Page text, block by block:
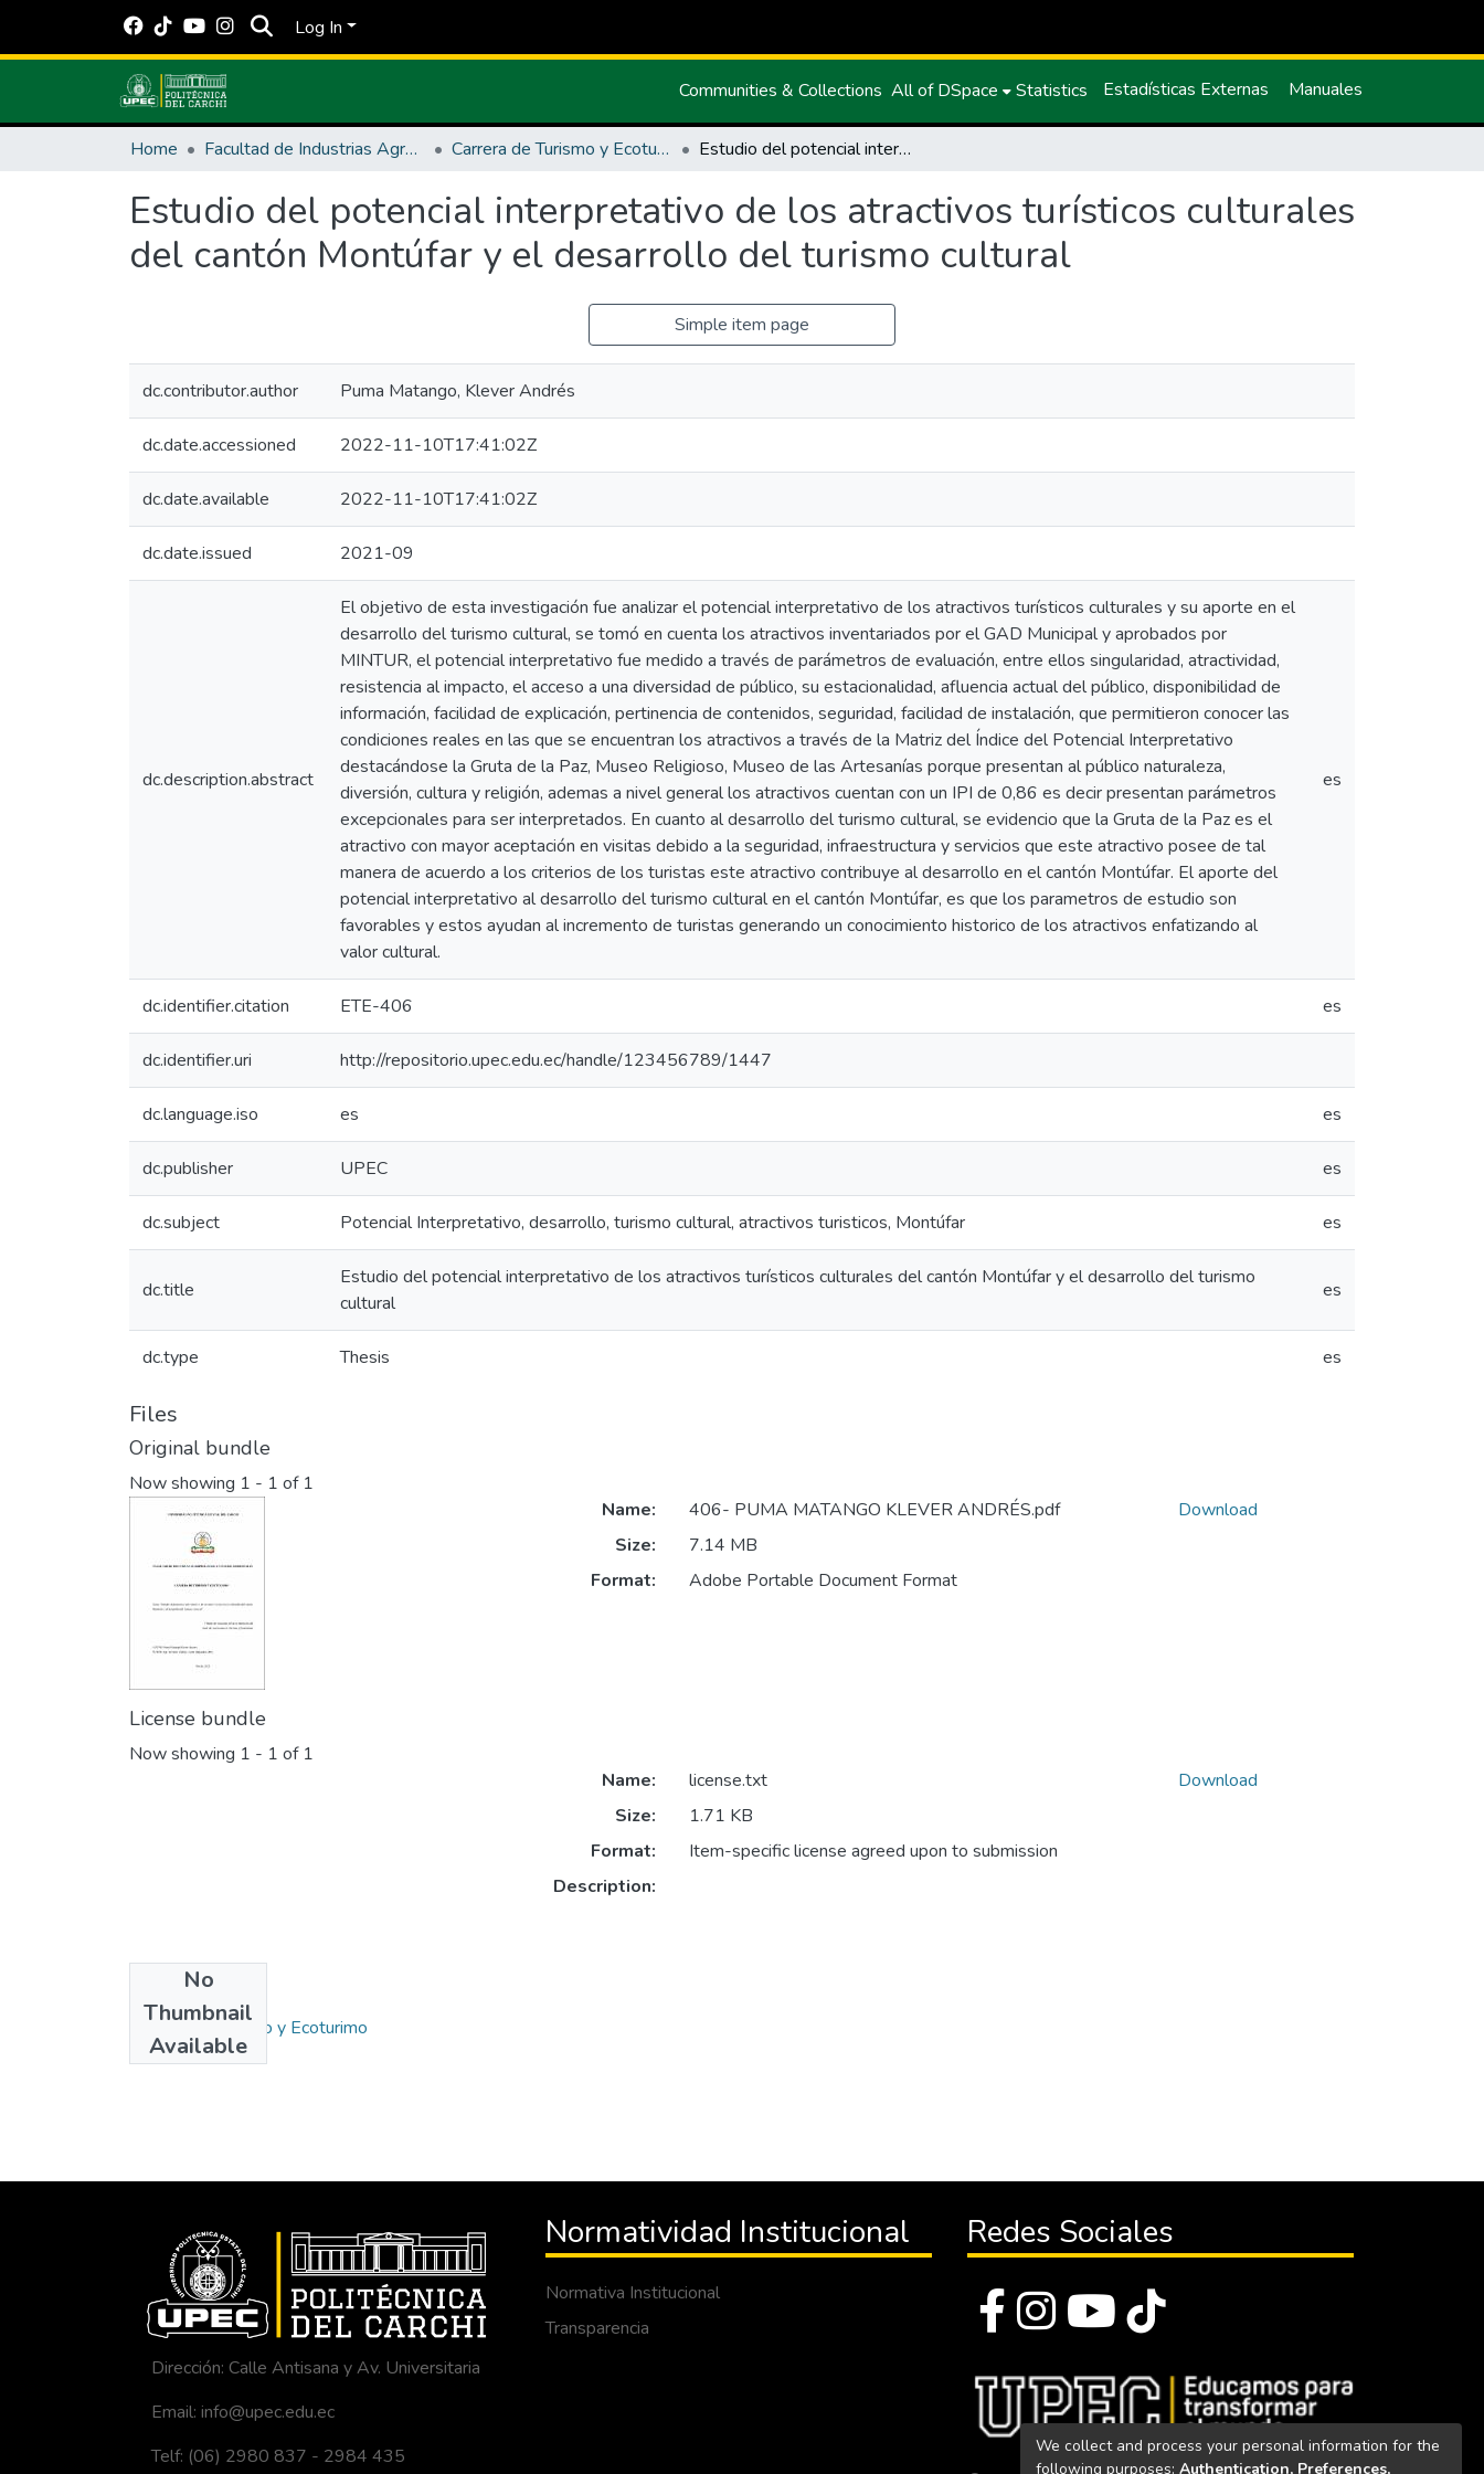
Log In
Communities & Collections All of DSpace Statistics Estadísticas Externas Manuales
Home Facultad de Industrias Agropecuarias y Ciencias Ambientales Carrera de Turismo y Ecoturimo Estudio del potencial interpretativo de los atractivos turísticos culturales del cantón Montúfar y el desarrollo del turismo cultural
Estudio del potencial interpretativo de los atractivos turísticos culturales
del cantón Montúfar y el desarrollo del turismo cultural
Simple item page
dc.contributor.author Puma Matango, Klever Andrés
dc.date.accessioned 2022-11-10T17:41:02Z
dc.date.available 2022-11-10T17:41:02Z
dc.date.issued 2021-09
dc.description.abstract
El objetivo de esta investigación fue analizar el potencial interpretativo de los atractivos turísticos culturales y su aporte en el
desarrollo del turismo cultural, se tomó en cuenta los atractivos inventariados por el GAD Municipal y aprobados por
MINTUR, el potencial interpretativo fue medido a través de parámetros de evaluación, entre ellos singularidad, atractividad,
resistencia al impacto, el acceso a una diversidad de público, su estacionalidad, afluencia actual del público, disponibilidad de
información, facilidad de explicación, pertinencia de contenidos, seguridad, facilidad de instalación, que permitieron conocer las
condiciones reales en las que se encuentran los atractivos a través de la Matriz del Índice del Potencial Interpretativo
destacándose la Gruta de la Paz, Museo Religioso, Museo de las Artesanías porque presentan al público naturaleza,
diversión, cultura y religión, ademas a nivel general los atractivos cuentan con un IPI de 0,86 es decir presentan parámetros
excepcionales para ser interpretados. En cuanto al desarrollo del turismo cultural, se evidencio que la Gruta de la Paz es el
atractivo con mayor aceptación en visitas debido a la seguridad, infraestructura y servicios que este atractivo posee de tal
manera de acuerdo a los criterios de los turistas este atractivo contribuye al desarrollo en el cantón Montúfar. El aporte del
potencial interpretativo al desarrollo del turismo cultural en el cantón Montúfar, es que los parametros de estudio son
favorables y estos ayudan al incremento de turistas generando un conocimiento historico de los atractivos enfatizando al
valor cultural.
es
dc.identifier.citation ETE-406 es
dc.identifier.uri http://repositorio.upec.edu.ec/handle/123456789/1447
dc.language.iso es es
dc.publisher UPEC es
dc.subject Potencial Interpretativo, desarrollo, turismo cultural, atractivos turisticos, Montúfar es
dc.title
Estudio del potencial interpretativo de los atractivos turísticos culturales del cantón Montúfar y el desarrollo del turismo
cultural
es
dc.type Thesis es
Files
Original bundle
Now showing 1 - 1 of 1
Name:
406- PUMA MATANGO KLEVER ANDRÉS.pdf
Size:
7.14 MB
Format:
Adobe Portable Document Format
Download
License bundle
Now showing 1 - 1 of 1
No
Thumbnail
Available
Name:
license.txt
Size:
1.71 KB
Format:
Item-specific license agreed upon to submission
Description:
Download
Collections
Carrera de Turismo y Ecoturimo
Dirección: Calle Antisana y Av. Universitaria
Email: info@upec.edu.ec
Telf: (06) 2980 837 - 2984 435
Normatividad Institucional
Normativa Institucional
Transparencia
Redes Sociales
We collect and process your personal information for the
following purposes: Authentication, Preferences,